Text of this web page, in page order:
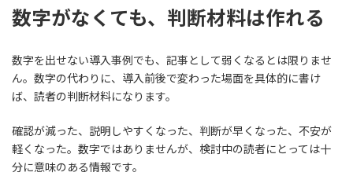
数字がなくても、判断材料は作れる
数字を出せない導入事例でも、記事として弱くなるとは限りませ
ん。数字の代わりに、導入前後で変わった場面を具体的に書け
ば、読者の判断材料になります。
確認が減った、説明しやすくなった、判断が早くなった、不安が
軽くなった。数字ではありませんが、検討中の読者にとっては十
分に意味のある情報です。